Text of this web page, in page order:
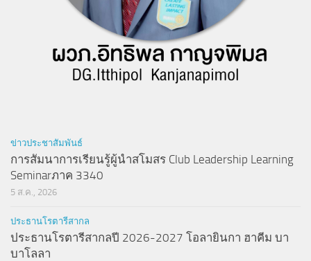
ข่าวประชาสัมพันธ์
การสัมนาการเรียนรู้ผู้นำสโมสร Club Leadership Learning
Seminarภาค 3340
5 ส.ค., 2026
ประธานโรตารีสากล
ประธานโรตารีสากลปี 2026-2027 โอลายินกา ฮาคีม บา
บาโลลา